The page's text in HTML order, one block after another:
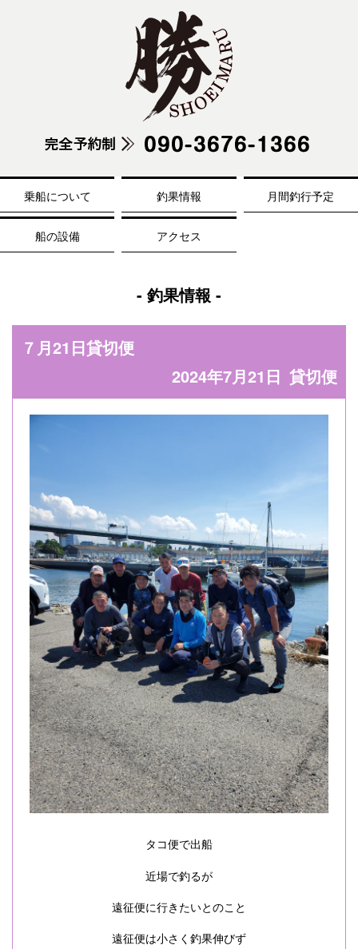
乗船について 釣果情報 月間釣行予定
船の設備 アクセス
- 釣果情報 -
７月21日貸切便
2024年7月21日 貸切便
タコ便で出船
近場で釣るが
遠征便に行きたいとのこと
遠征便は小さく釣果伸びず